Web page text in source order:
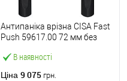
В наявності
Антипаніка врізна CISA Fast
Push 59617.00 72 мм без
Ціна 9 075 грн.